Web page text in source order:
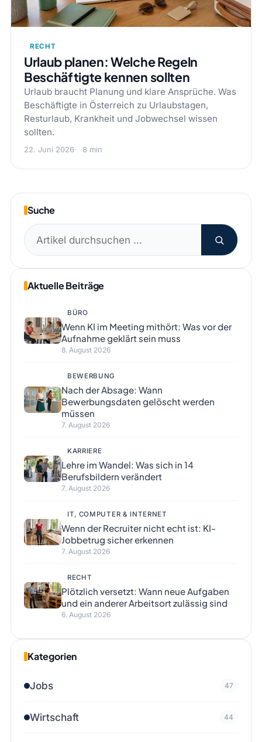
RECHT
Urlaub planen: Welche Regeln
Beschäftigte kennen sollten
Urlaub braucht Planung und klare Ansprüche. Was
Beschäftigte in Österreich zu Urlaubstagen,
Resturlaub, Krankheit und Jobwechsel wissen
sollten.
22. Juni 2026 8 min
Suche
Suchen
nach:
Aktuelle Beiträge
BÜRO
Wenn KI im Meeting mithört: Was vor der
Aufnahme geklärt sein muss
8. August 2026
BEWERBUNG
Nach der Absage: Wann
Bewerbungsdaten gelöscht werden
müssen
7. August 2026
KARRIERE
Lehre im Wandel: Was sich in 14
Berufsbildern verändert
7. August 2026
IT, COMPUTER & INTERNET
Wenn der Recruiter nicht echt ist: KI-
Jobbetrug sicher erkennen
7. August 2026
RECHT
Plötzlich versetzt: Wann neue Aufgaben
und ein anderer Arbeitsort zulässig sind
6. August 2026
Kategorien
Jobs 47
Wirtschaft 44